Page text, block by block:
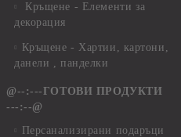
Кръщене - Елементи за
декорация
Кръщене - Хартии, картони,
данели , панделки
@--:---ГОТОВИ ПРОДУКТИ
---:--@
Персанализирани подаръци